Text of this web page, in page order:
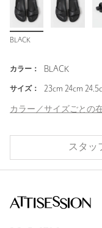
BLACK
カラー： BLACK
サイズ： 23cm 24cm
カラー／サイズごとの
スタッ